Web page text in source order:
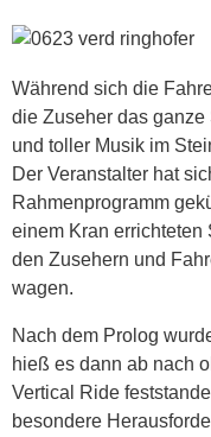
Während sich die
die Zuseher das
und toller Musik im
Der Veranstalter hat
Rahmenprogramm
einem Kran errichteten
den Zusehern und
wagen.
Nach dem Prolog
hieß es dann ab nach
Vertical Ride
besondere